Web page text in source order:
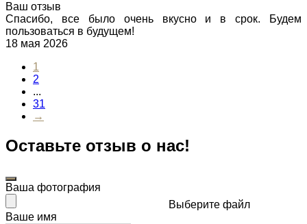
Ваш отзыв
Спасибо, все было очень вкусно и в срок. Будем
пользоваться в будущем!
18 мая 2026
1
2
...
31
→
Оставьте отзыв о нас!
Ваша фотография
Выберите файл
Ваше имя